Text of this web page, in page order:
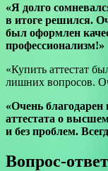
«Я долго
в итоге решился.
был оформлен
профессионализм!»
«Купить аттестат
лишних вопросов.
«Очень
аттестата о
и без проблем.
Вопрос-